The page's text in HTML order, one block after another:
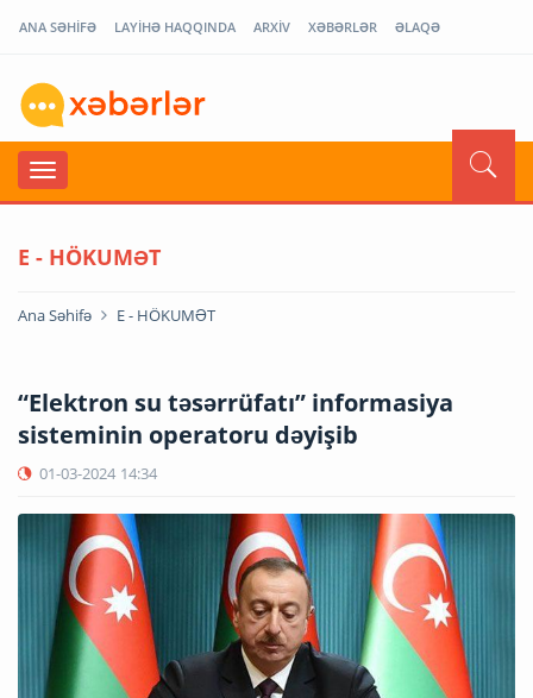
ANA SƏHİFƏ LAYİHƏ HAQQINDA ARXİV XƏBƏRLƏR ƏLAQƏ
E - HÖKUMƏT
Ana Səhifə E - HÖKUMƏT
“Elektron su təsərrüfatı” informasiya
sisteminin operatoru dəyişib
01-03-2024 14:34